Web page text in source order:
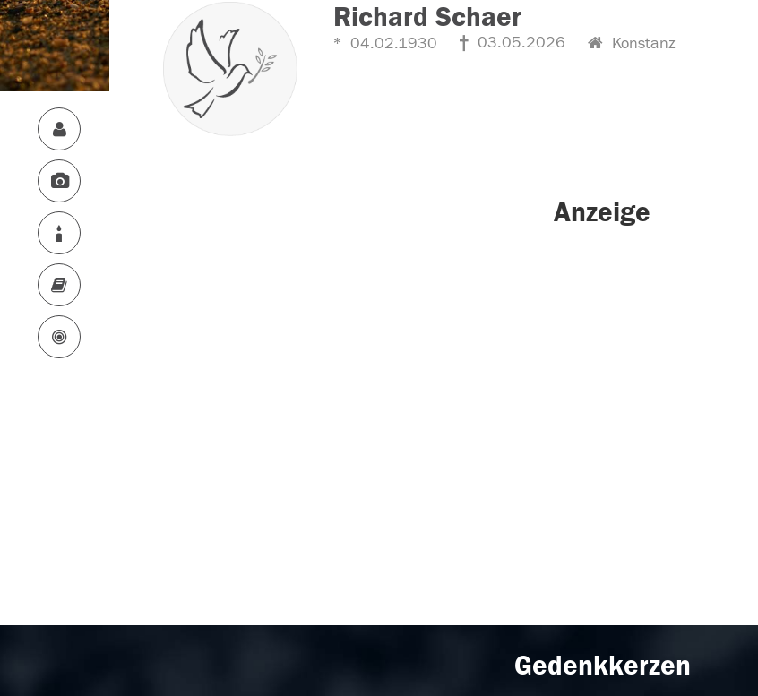
Richard Schaer
04.02.1930 03.05.2026 Konstanz
Anzeige
Gedenkkerzen